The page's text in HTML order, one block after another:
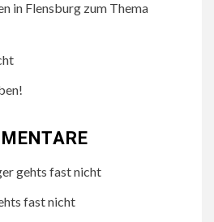
in Flensburg zum Thema
gehts fast nicht
fast nicht